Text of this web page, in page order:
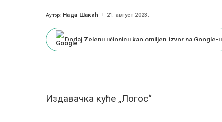
Posted
Аутор: Нада Шакић 21. август 2023.
Dodaj Zelenu učionicu kao omiljeni izvor na Google-u
Издавачка куће „Логос“